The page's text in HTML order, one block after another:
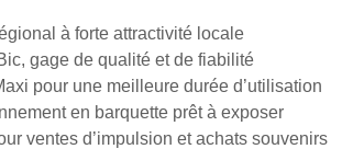
à forte attractivité locale
gage de qualité et de fiabilité
pour une meilleure durée d’utilisation
en barquette prêt à exposer
ventes d’impulsion et achats souvenirs